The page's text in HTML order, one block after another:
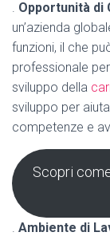
. Opportunità
un’azienda
funzioni, il che
professionale
sviluppo della
sviluppo per
competenze e
Scopri
. Ambiente di